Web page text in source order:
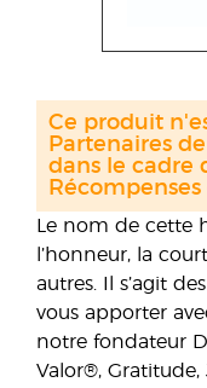
Le nom de cette
l’honneur, la
autres. Il s’agit
vous apporter
notre fondateur
Valor®,
Ce produit
Partenaires
dans le cadre